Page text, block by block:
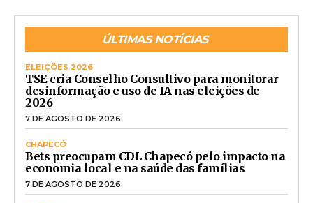
ÚLTIMAS NOTÍCIAS
ELEIÇÕES 2026
TSE cria Conselho Consultivo para monitorar
desinformação e uso de IA nas eleições de
2026
7 DE AGOSTO DE 2026
CHAPECÓ
Bets preocupam CDL Chapecó pelo impacto na
economia local e na saúde das famílias
7 DE AGOSTO DE 2026